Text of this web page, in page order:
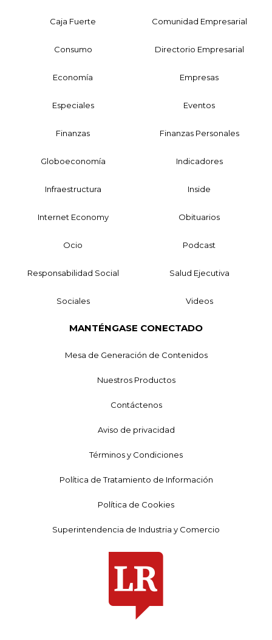
Caja Fuerte Comunidad Empresarial
Consumo Directorio Empresarial
Economía Empresas
Especiales Eventos
Finanzas Finanzas Personales
Globoeconomía Indicadores
Infraestructura Inside
Internet Economy Obituarios
Ocio Podcast
Responsabilidad Social Salud Ejecutiva
Sociales Videos
MANTÉNGASE CONECTADO
Mesa de Generación de Contenidos
Nuestros Productos
Contáctenos
Aviso de privacidad
Términos y Condiciones
Política de Tratamiento de Información
Política de Cookies
Superintendencia de Industria y Comercio